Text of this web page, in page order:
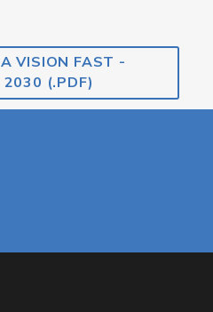
VISION FAST -
2030 (.PDF)